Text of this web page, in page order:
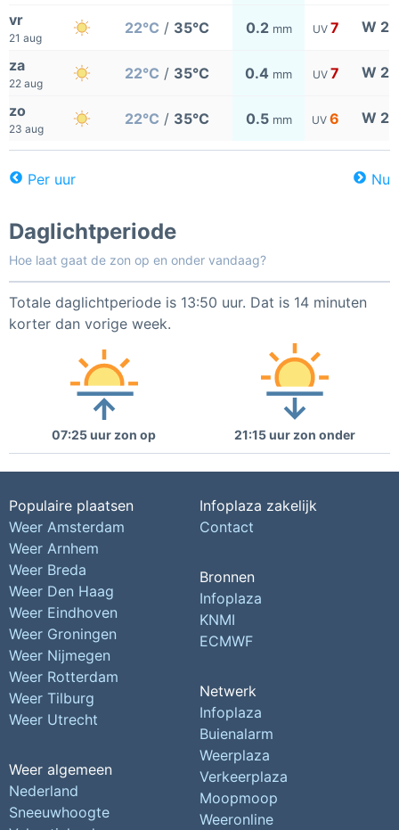
vr
21 aug
22°C / 35°C 0.2 mm UV 7 W 2
za
22 aug
22°C / 35°C 0.4 mm UV 7 W 2
zo
23 aug
22°C / 35°C 0.5 mm UV 6 W 2
Per uur Nu
Daglichtperiode
Hoe laat gaat de zon op en onder vandaag?
Totale daglichtperiode is 13:50 uur. Dat is 14 minuten
korter dan vorige week.
07:25 uur zon op 21:15 uur zon onder
Populaire plaatsen
Weer Amsterdam
Weer Arnhem
Weer Breda
Weer Den Haag
Weer Eindhoven
Weer Groningen
Weer Nijmegen
Weer Rotterdam
Weer Tilburg
Weer Utrecht
Weer algemeen
Nederland
Sneeuwhoogte
Infoplaza zakelijk
Contact
Bronnen
Infoplaza
KNMI
ECMWF
Netwerk
Infoplaza
Buienalarm
Weerplaza
Verkeerplaza
Moopmoop
Weeronline